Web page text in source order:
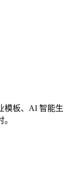
模板、AI 智能生